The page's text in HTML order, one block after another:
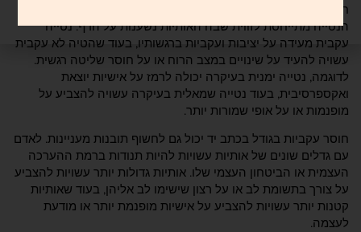
חוסר עקביות נוסף שיש לקחת בחשבון הוא הנטייה של כתב היד.
הנטייה מתייחסת לזווית שבה האותיות נשענות על הדף. נטייה
עקבית מעידה על יציבות ועקביות ברגשותיו, בעוד שהטיה לא עקבית
עשויה להעיד על שינויים במצב הרוח או על חוסר שליטה רגשית.
לדוגמה, נטייה ימנית בעיקרה יכולה לרמז על אישיות יוצאת
ואקספרסיבית, בעוד נטייה שמאלית בעיקרה עשויה להצביע על
מופנמות או על אופי שמורות יותר.
חוסר עקביות בגודל בכתב יד יכול גם לחשוף תובנות מעניינות. לאדם
עם גדלים שונים של אותיות עשויות להיות תנודות ברמת ההערכה
העצמית או הביטחון העצמי שלו. אותיות גדולות יותר עשויות להצביע
על צורך בתשומת לב או על רצון שישימו לב אליהן, בעוד שאותיות
קטנות יותר עשויות להצביע על אישיות מופנמת יותר או מודעת
לעצמה.